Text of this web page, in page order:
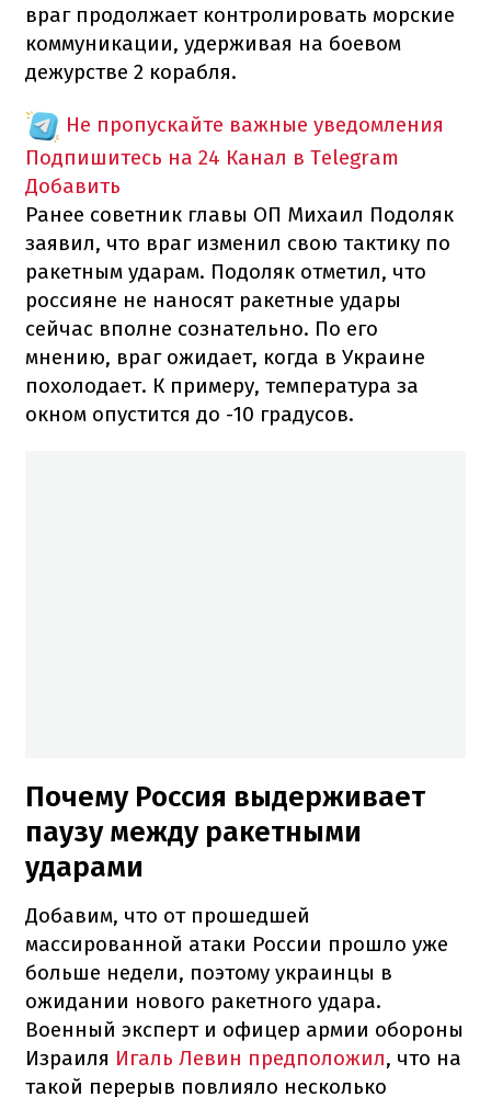
враг продолжает контролировать морские
коммуникации, удерживая на боевом
дежурстве 2 корабля.
Не пропускайте важные уведомления
Подпишитесь на 24 Канал в Telegram
Добавить
Ранее советник главы ОП Михаил Подоляк
заявил, что враг изменил свою тактику по
ракетным ударам. Подоляк отметил, что
россияне не наносят ракетные удары
сейчас вполне сознательно. По его
мнению, враг ожидает, когда в Украине
похолодает. К примеру, температура за
окном опустится до -10 градусов.
Почему Россия выдерживает
паузу между ракетными
ударами
Добавим, что от прошедшей
массированной атаки России прошло уже
больше недели, поэтому украинцы в
ожидании нового ракетного удара.
Военный эксперт и офицер армии обороны
Израиля Игаль Левин предположил, что на
такой перерыв повлияло несколько